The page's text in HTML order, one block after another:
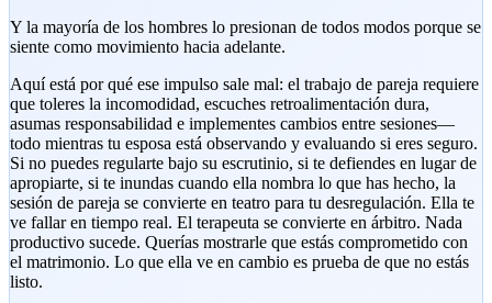
Y la mayoría de los hombres lo presionan de todos modos porque se
siente como movimiento hacia adelante.
Aquí está por qué ese impulso sale mal: el trabajo de pareja requiere
que toleres la incomodidad, escuches retroalimentación dura,
asumas responsabilidad e implementes cambios entre sesiones—
todo mientras tu esposa está observando y evaluando si eres seguro.
Si no puedes regularte bajo su escrutinio, si te defiendes en lugar de
apropiarte, si te inundas cuando ella nombra lo que has hecho, la
sesión de pareja se convierte en teatro para tu desregulación. Ella te
ve fallar en tiempo real. El terapeuta se convierte en árbitro. Nada
productivo sucede. Querías mostrarle que estás comprometido con
el matrimonio. Lo que ella ve en cambio es prueba de que no estás
listo.